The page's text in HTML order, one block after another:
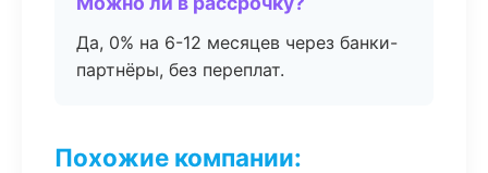
Да, 0% на 6-12 месяцев через банки-
партнёры, без переплат.
Похожие компании: